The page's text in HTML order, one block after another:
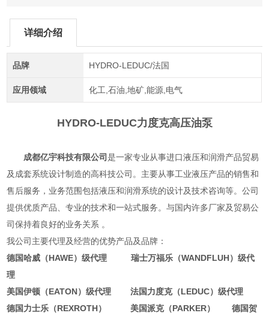
详细介绍
品牌 HYDRO-LEDUC/法国
应用领域 化工,石油,地矿,能源,电气
HYDRO-LEDUC力度克高压油泵
成都亿宇科技有限公司是一家专业从事进口液压和润滑产品贸易
及成套系统设计制造的高科技公司。主要从事工业液压产品的销售和
售后服务，业务范围包括液压和润滑系统的设计及技术咨询等。公司
提供优质产品、专业的技术和一站式服务。与国内许多厂家及贸易公
司保持着良好的业务关系 。
我公司主要代理及经营的优势产品及品牌：
德国哈威（HAWE）级代理 瑞士万福乐（WANDFLUH）级代
理
美国伊顿（EATON）级代理 法国力度克（LEDUC）级代理
德国力士乐（REXROTH） 美国派克（PARKER） 德国贺